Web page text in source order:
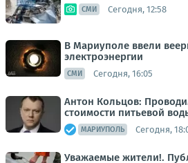
СМИ Сегодня, 12:58
В Мариуполе ввели
электроэнергии
СМИ Сегодня, 16:05
Антон Кольцов:
стоимости питьевой
МАРИУПОЛЬ Сегодня,
Уважаемые жители!.